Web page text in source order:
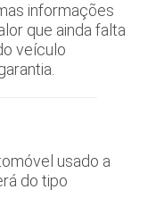
informações
que ainda falta
veículo
usado a
do tipo